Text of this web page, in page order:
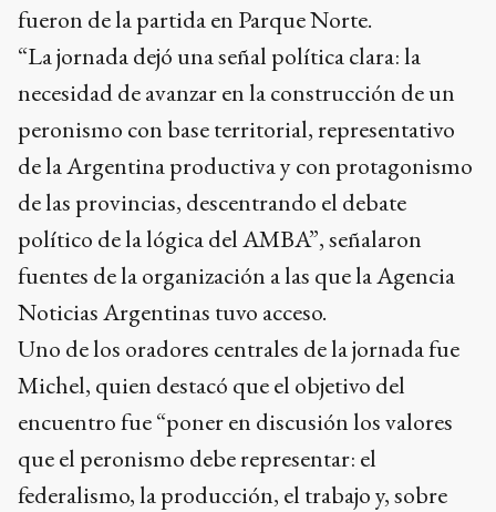
fueron de la partida en Parque Norte.
“La jornada dejó una señal política clara: la
necesidad de avanzar en la construcción de un
peronismo con base territorial, representativo
de la Argentina productiva y con protagonismo
de las provincias, descentrando el debate
político de la lógica del AMBA”, señalaron
fuentes de la organización a las que la Agencia
Noticias Argentinas tuvo acceso.
Uno de los oradores centrales de la jornada fue
Michel, quien destacó que el objetivo del
encuentro fue “poner en discusión los valores
que el peronismo debe representar: el
federalismo, la producción, el trabajo y, sobre